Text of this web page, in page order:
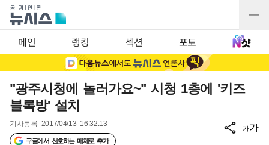
메인 랭킹 섹션 포토
"광주시청에 놀러가요~" 시청 1층에 '키즈
블록방' 설치
기사등록 2017/04/13 16:32:13
구글에서 선호하는 매체로 추가
가가